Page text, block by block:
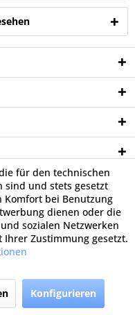
für den technischen
sind und stets gesetzt
Komfort bei Benutzung
dienen oder die
sozialen Netzwerken
Zustimmung gesetzt.
Konfigurieren